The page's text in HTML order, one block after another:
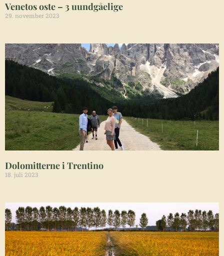
Venetos oste – 3 uundgåelige
29. november 2023
Dolomitterne i Trentino
18. juli 2023